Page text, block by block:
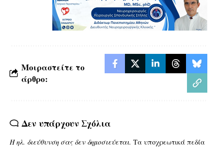
Μοιραστείτε το
άρθρο:
Δεν υπάρχουν Σχόλια
Η ηλ. διεύθυνση σας δεν δημοσιεύεται. Τα υποχρεωτικά πεδία